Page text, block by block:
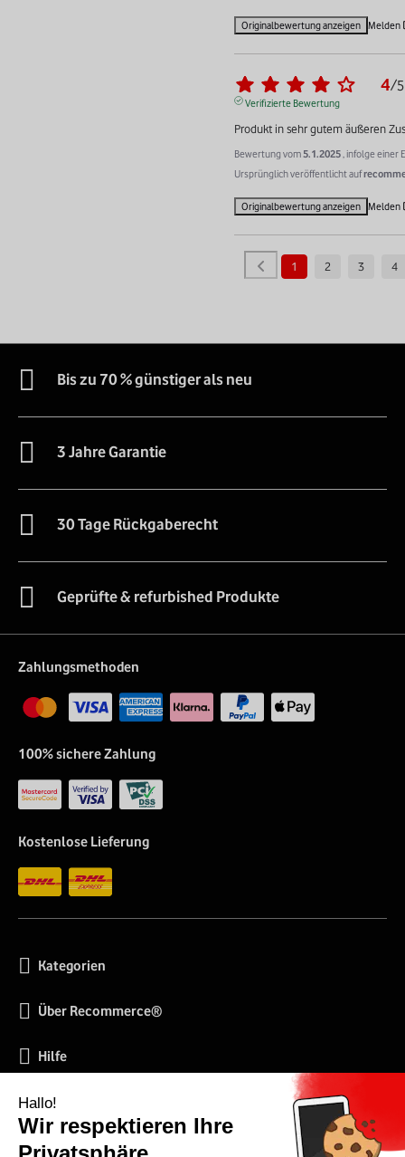
Originalbewertung anzeigen Melden
4/5
Verifizierte Bewertung
Produkt in sehr gutem äußeren
Bewertung vom5.1.2025 , infolge einer
Ursprünglich veröffentlicht auf
Originalbewertung anzeigen Melden
1 2 3 4
Bis zu 70 % günstiger als neu
3 Jahre Garantie
30 Tage Rückgaberecht
Geprüfte & refurbished Produkte
Zahlungsmethoden
100% sichere Zahlung
Kostenlose Lieferung
Kategorien
Über Recommerce®
Hilfe
Soziale Netzwerke